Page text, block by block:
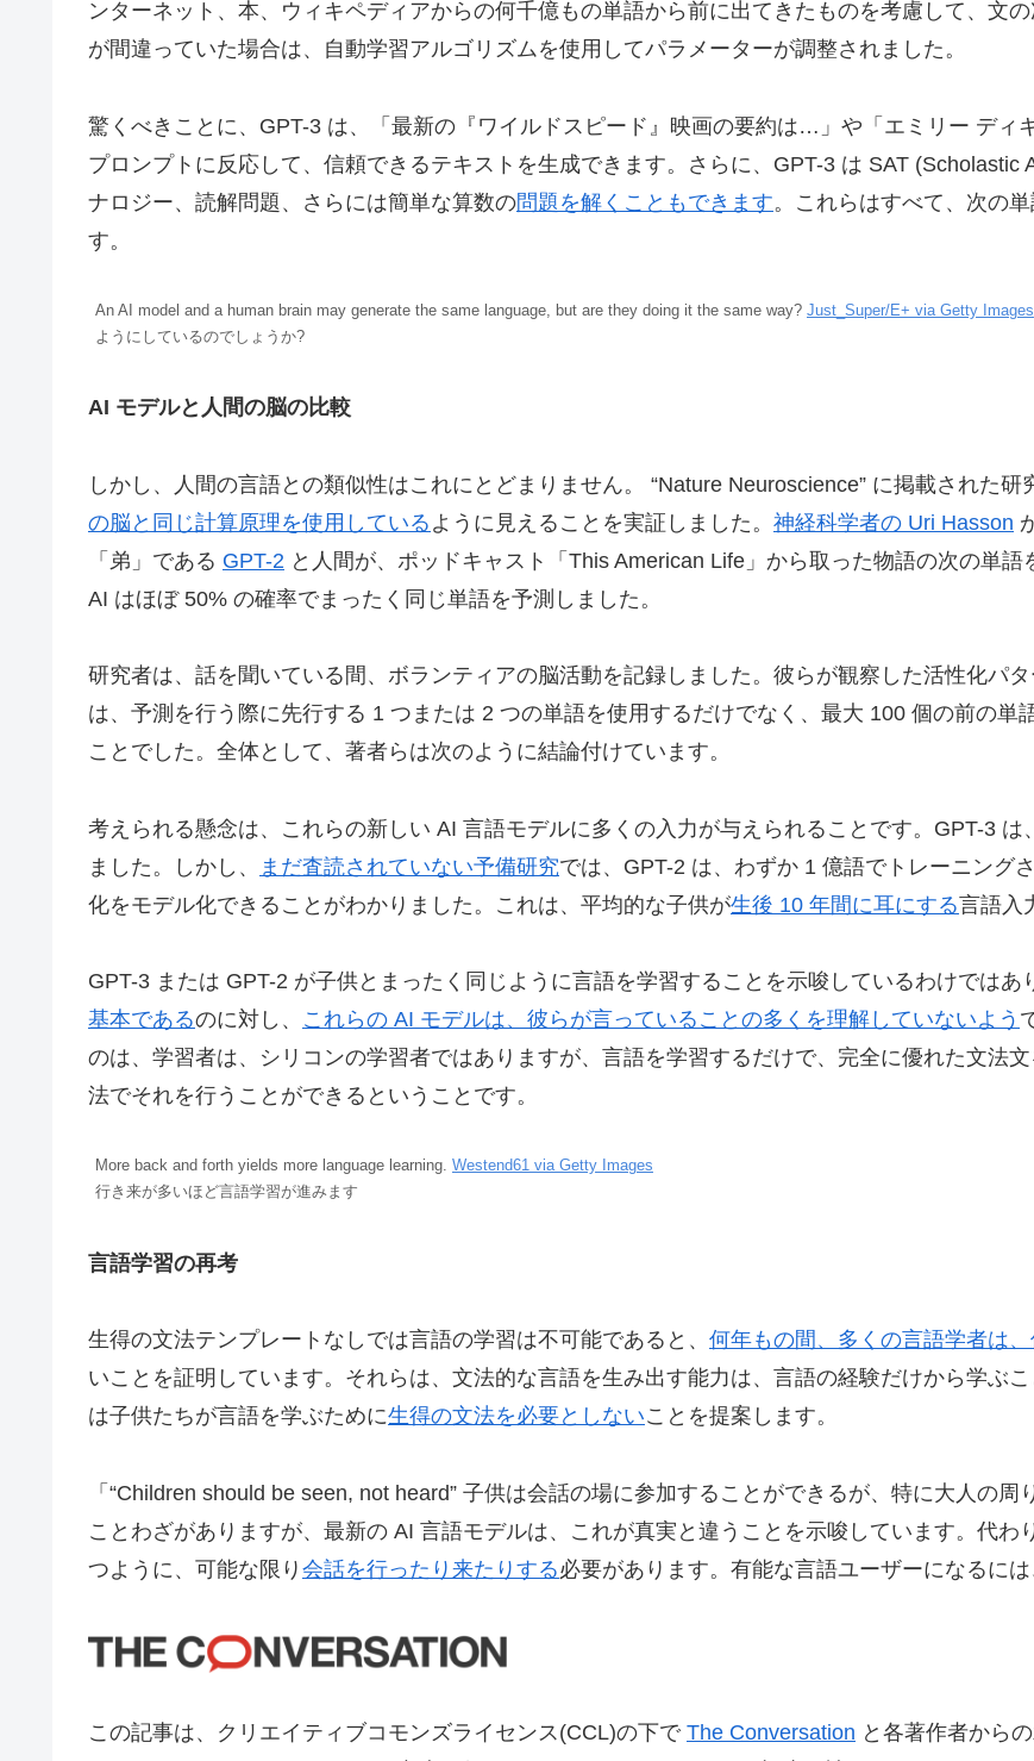
ンターネット、本、ウィキペディアからの何千億もの単語から前に出てきたものを考慮して、文
が間違っていた場合は、自動学習アルゴリズムを使用してパラメーターが調整されました。
驚くべきことに、GPT-3 は、「最新の『ワイルドスピード』映画の要約は…」や「エミリー ディ
プロンプトに反応して、信頼できるテキストを生成できます。さらに、GPT-3 は SAT (Scholastic
ナロジー、読解問題、さらには簡単な算数の問題を解くこともできます。これらはすべて、次の
す。
An AI model and a human brain may generate the same language, but are they doing it the same way? Just_Super/E+ via Getty Images
ようにしているのでしょうか?
AI モデルと人間の脳の比較
しかし、人間の言語との類似性はこれにとどまりません。 “Nature Neuroscience” に掲載された
の脳と同じ計算原理を使用している ように見えることを実証しました。 神経科学者の Uri Hasson
「弟」である GPT-2 と人間が、ポッドキャスト「This American Life」から取った物語の次の単語
AI はほぼ 50% の確率でまったく同じ単語を予測しました。
研究者は、話を聞いている間、ボランティアの脳活動を記録しました。彼らが観察した活性化パ
は、予測を行う際に先行する 1 つまたは 2 つの単語を使用するだけでなく、最大 100 個の前の単
ことでした。全体として、著者らは次のように結論付けています。
考えられる懸念は、これらの新しい AI 言語モデルに多くの入力が与えられることです。GPT-3 は、
ました。しかし、
まだ査読されていない予備研究では、GPT-2 は、わずか 1 億語でトレーニング
化をモデル化できることがわかりました。これは、平均的な子供が生後 10 年間に耳にする言語入
GPT-3 または GPT-2 が子供とまったく同じように言語を学習することを示唆しているわけではあ
基本であるのに対し、 これらの AI モデルは、彼らが言っていることの多くを理解していないよう
のは、学習者は、シリコンの学習者ではありますが、言語を学習するだけで、完全に優れた文法
法でそれを行うことができるということです。
More back and forth yields more language learning. Westend61 via Getty Images
行き来が多いほど言語学習が進みます
言語学習の再考
生得の文法テンプレートなしでは言語の学習は不可能であると、 何年もの間、多くの言語学者は
いことを証明しています。それらは、文法的な言語を生み出す能力は、言語の経験だけから学ぶ
は子供たちが言語を学ぶために生得の文法を必要としないことを提案します。
「“Children should be seen, not heard” 子供は会話の場に参加することができるが、特に大人の
ことわざがありますが、最新の AI 言語モデルは、これが真実と違うことを示唆しています。代
つように、可能な限り 会話を行ったり来たりする必要があります。有能な言語ユーザーになるに
この記事は、クリエイティブコモンズライセンス(CCL)の下で The Conversation と各著作者から